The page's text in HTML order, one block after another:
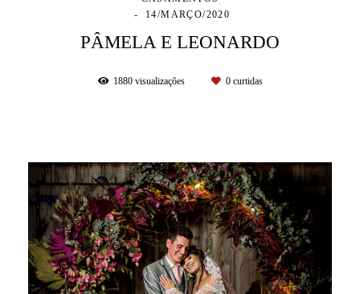
14/MARÇO/2020
PÂMELA E LEONARDO
1880visualizações 0curtidas